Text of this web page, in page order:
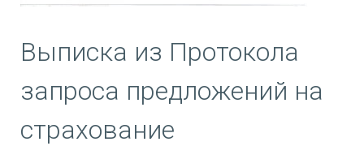
Выписка из Протокола
запроса предложений на
страхование